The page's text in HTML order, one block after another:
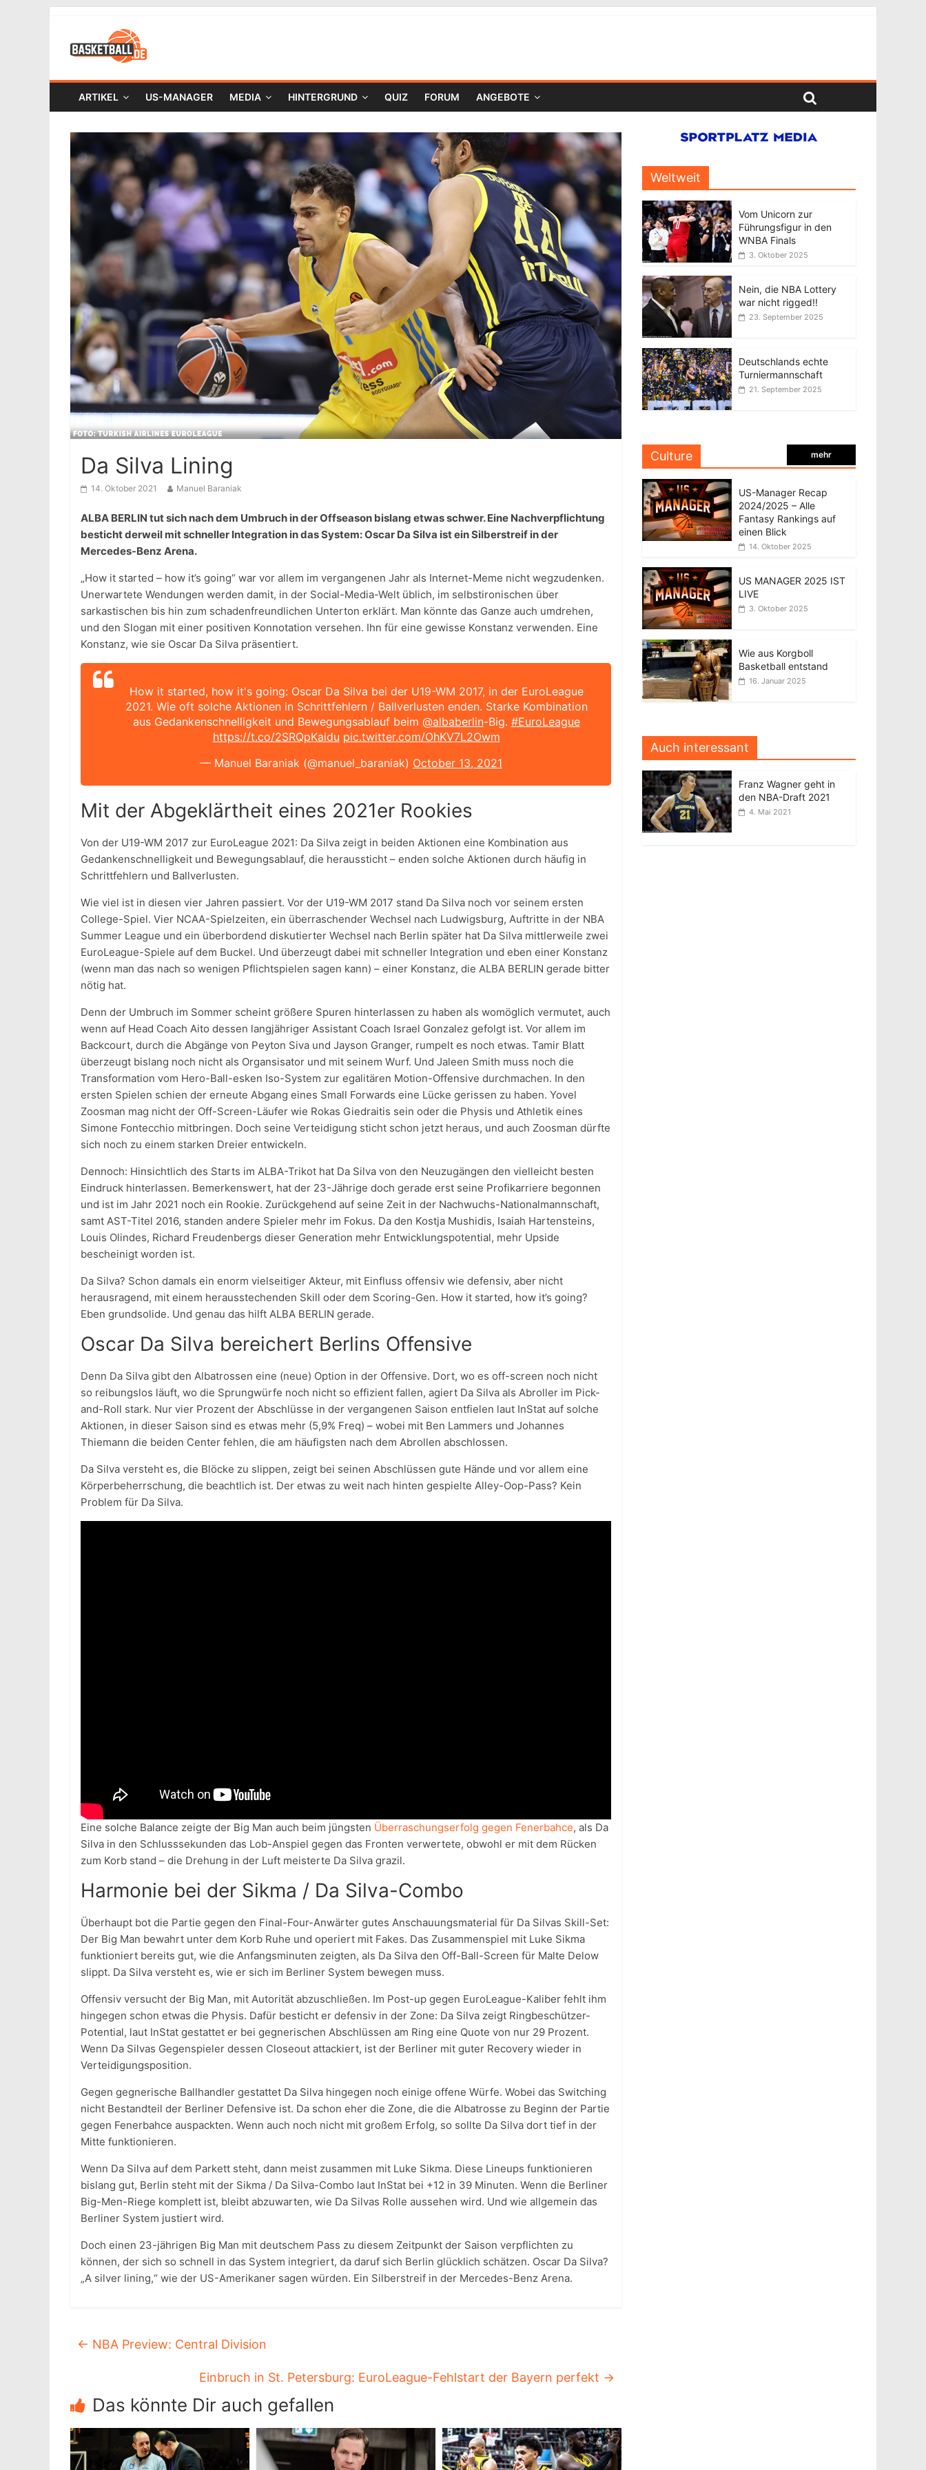
ARTIKEL US-MANAGER MEDIA HINTERGRUND QUIZ FORUM ANGEBOTE
Da Silva Lining
14. Oktober 2021 Manuel Baraniak
ALBA BERLIN tut sich nach dem Umbruch in der Offseason bislang etwas schwer. Eine Nachverpflichtung
besticht derweil mit schneller Integration in das System: Oscar Da Silva ist ein Silberstreif in der
Mercedes-Benz Arena.
„How it started – how it’s going“ war vor allem im vergangenen Jahr als Internet-Meme nicht wegzudenken.
Unerwartete Wendungen werden damit, in der Social-Media-Welt üblich, im selbstironischen über
sarkastischen bis hin zum schadenfreundlichen Unterton erklärt. Man könnte das Ganze auch umdrehen,
und den Slogan mit einer positiven Konnotation versehen. Ihn für eine gewisse Konstanz verwenden. Eine
Konstanz, wie sie Oscar Da Silva präsentiert.
How it started, how it's going: Oscar Da Silva bei der U19-WM 2017, in der EuroLeague
2021. Wie oft solche Aktionen in Schrittfehlern / Ballverlusten enden. Starke Kombination
aus Gedankenschnelligkeit und Bewegungsablauf beim @albaberlin-Big. #EuroLeague
https://t.co/2SRQpKaidu pic.twitter.com/OhKV7L2Owm
— Manuel Baraniak (@manuel_baraniak) October 13, 2021
Mit der Abgeklärtheit eines 2021er Rookies
Von der U19-WM 2017 zur EuroLeague 2021: Da Silva zeigt in beiden Aktionen eine Kombination aus
Gedankenschnelligkeit und Bewegungsablauf, die heraussticht – enden solche Aktionen durch häufig in
Schrittfehlern und Ballverlusten.
Wie viel ist in diesen vier Jahren passiert. Vor der U19-WM 2017 stand Da Silva noch vor seinem ersten
College-Spiel. Vier NCAA-Spielzeiten, ein überraschender Wechsel nach Ludwigsburg, Auftritte in der NBA
Summer League und ein überbordend diskutierter Wechsel nach Berlin später hat Da Silva mittlerweile zwei
EuroLeague-Spiele auf dem Buckel. Und überzeugt dabei mit schneller Integration und eben einer Konstanz
(wenn man das nach so wenigen Pflichtspielen sagen kann) – einer Konstanz, die ALBA BERLIN gerade bitter
nötig hat.
Denn der Umbruch im Sommer scheint größere Spuren hinterlassen zu haben als womöglich vermutet, auch
wenn auf Head Coach Aito dessen langjähriger Assistant Coach Israel Gonzalez gefolgt ist. Vor allem im
Backcourt, durch die Abgänge von Peyton Siva und Jayson Granger, rumpelt es noch etwas. Tamir Blatt
überzeugt bislang noch nicht als Organsisator und mit seinem Wurf. Und Jaleen Smith muss noch die
Transformation vom Hero-Ball-esken Iso-System zur egalitären Motion-Offensive durchmachen. In den
ersten Spielen schien der erneute Abgang eines Small Forwards eine Lücke gerissen zu haben. Yovel
Zoosman mag nicht der Off-Screen-Läufer wie Rokas Giedraitis sein oder die Physis und Athletik eines
Simone Fontecchio mitbringen. Doch seine Verteidigung sticht schon jetzt heraus, und auch Zoosman dürfte
sich noch zu einem starken Dreier entwickeln.
Dennoch: Hinsichtlich des Starts im ALBA-Trikot hat Da Silva von den Neuzugängen den vielleicht besten
Eindruck hinterlassen. Bemerkenswert, hat der 23-Jährige doch gerade erst seine Profikarriere begonnen
und ist im Jahr 2021 noch ein Rookie. Zurückgehend auf seine Zeit in der Nachwuchs-Nationalmannschaft,
samt AST-Titel 2016, standen andere Spieler mehr im Fokus. Da den Kostja Mushidis, Isaiah Hartensteins,
Louis Olindes, Richard Freudenbergs dieser Generation mehr Entwicklungspotential, mehr Upside
bescheinigt worden ist.
Da Silva? Schon damals ein enorm vielseitiger Akteur, mit Einfluss offensiv wie defensiv, aber nicht
herausragend, mit einem herausstechenden Skill oder dem Scoring-Gen. How it started, how it’s going?
Eben grundsolide. Und genau das hilft ALBA BERLIN gerade.
Oscar Da Silva bereichert Berlins Offensive
Denn Da Silva gibt den Albatrossen eine (neue) Option in der Offensive. Dort, wo es off-screen noch nicht
so reibungslos läuft, wo die Sprungwürfe noch nicht so effizient fallen, agiert Da Silva als Abroller im Pick-
and-Roll stark. Nur vier Prozent der Abschlüsse in der vergangenen Saison entfielen laut InStat auf solche
Aktionen, in dieser Saison sind es etwas mehr (5,9% Freq) – wobei mit Ben Lammers und Johannes
Thiemann die beiden Center fehlen, die am häufigsten nach dem Abrollen abschlossen.
Da Silva versteht es, die Blöcke zu slippen, zeigt bei seinen Abschlüssen gute Hände und vor allem eine
Körperbeherrschung, die beachtlich ist. Der etwas zu weit nach hinten gespielte Alley-Oop-Pass? Kein
Problem für Da Silva.
Eine solche Balance zeigte der Big Man auch beim jüngsten Überraschungserfolg gegen Fenerbahce, als Da
Silva in den Schlusssekunden das Lob-Anspiel gegen das Fronten verwertete, obwohl er mit dem Rücken
zum Korb stand – die Drehung in der Luft meisterte Da Silva grazil.
Harmonie bei der Sikma / Da Silva-Combo
Überhaupt bot die Partie gegen den Final-Four-Anwärter gutes Anschauungsmaterial für Da Silvas Skill-Set:
Der Big Man bewahrt unter dem Korb Ruhe und operiert mit Fakes. Das Zusammenspiel mit Luke Sikma
funktioniert bereits gut, wie die Anfangsminuten zeigten, als Da Silva den Off-Ball-Screen für Malte Delow
slippt. Da Silva versteht es, wie er sich im Berliner System bewegen muss.
Offensiv versucht der Big Man, mit Autorität abzuschließen. Im Post-up gegen EuroLeague-Kaliber fehlt ihm
hingegen schon etwas die Physis. Dafür besticht er defensiv in der Zone: Da Silva zeigt Ringbeschützer-
Potential, laut InStat gestattet er bei gegnerischen Abschlüssen am Ring eine Quote von nur 29 Prozent.
Wenn Da Silvas Gegenspieler dessen Closeout attackiert, ist der Berliner mit guter Recovery wieder in
Verteidigungsposition.
Gegen gegnerische Ballhandler gestattet Da Silva hingegen noch einige offene Würfe. Wobei das Switching
nicht Bestandteil der Berliner Defensive ist. Da schon eher die Zone, die die Albatrosse zu Beginn der Partie
gegen Fenerbahce auspackten. Wenn auch noch nicht mit großem Erfolg, so sollte Da Silva dort tief in der
Mitte funktionieren.
Wenn Da Silva auf dem Parkett steht, dann meist zusammen mit Luke Sikma. Diese Lineups funktionieren
bislang gut, Berlin steht mit der Sikma / Da Silva-Combo laut InStat bei +12 in 39 Minuten. Wenn die Berliner
Big-Men-Riege komplett ist, bleibt abzuwarten, wie Da Silvas Rolle aussehen wird. Und wie allgemein das
Berliner System justiert wird.
Doch einen 23-jährigen Big Man mit deutschem Pass zu diesem Zeitpunkt der Saison verpflichten zu
können, der sich so schnell in das System integriert, da daruf sich Berlin glücklich schätzen. Oscar Da Silva?
„A silver lining,“ wie der US-Amerikaner sagen würden. Ein Silberstreif in der Mercedes-Benz Arena.
← NBA Preview: Central Division
Einbruch in St. Petersburg: EuroLeague-Fehlstart der Bayern perfekt →
Das könnte Dir auch gefallen
Weltweit
Vom Unicorn zur
Führungsfigur in den
WNBA Finals
3. Oktober 2025
Nein, die NBA Lottery
war nicht rigged!!
23. September 2025
Deutschlands echte
Turniermannschaft
21. September 2025
Culture mehr
US-Manager Recap
2024/2025 – Alle
Fantasy Rankings auf
einen Blick
14. Oktober 2025
US MANAGER 2025 IST
LIVE
3. Oktober 2025
Wie aus Korgboll
Basketball entstand
16. Januar 2025
Auch interessant
Franz Wagner geht in
den NBA-Draft 2021
4. Mai 2021